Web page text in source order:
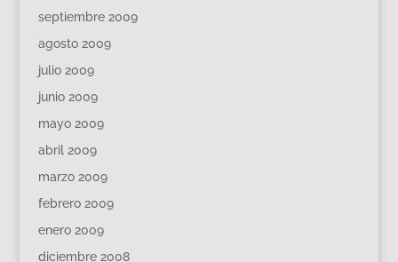
septiembre 2009
agosto 2009
julio 2009
junio 2009
mayo 2009
abril 2009
marzo 2009
febrero 2009
enero 2009
diciembre 2008